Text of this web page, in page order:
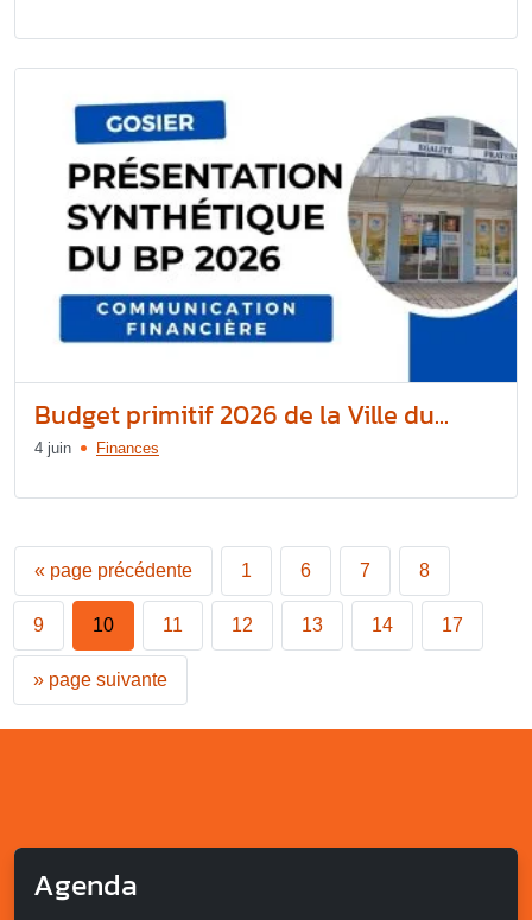
Budget primitif 2026 de la Ville du...
4 juin Finances
« page précédente 1 6 7 8
9 10 11 12 13 14 17
» page suivante
Agenda